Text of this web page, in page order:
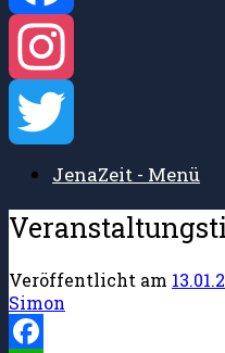
Facebook
Instagram
TwitterJenaZeit - Menü
Veröffentlicht am
Simon